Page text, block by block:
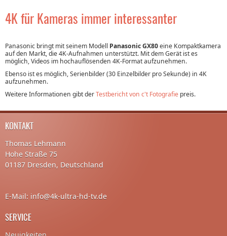
4K für Kameras immer interessanter
Panasonic bringt mit seinem Modell Panasonic GX80eine Kompaktkamera
auf den Markt, die 4K-Aufnahmen unterstützt. Mit dem Gerät ist es
möglich, Videos im hochauflösenden 4K-Format aufzunehmen.
Ebenso ist es möglich, Serienbilder (30 Einzelbilder pro Sekunde) in 4K
aufzunehmen.
Weitere Informationen gibt derTestbericht von c't Fotografie preis.
KONTAKT
Thomas Lehmann
Hohe Straße 75
01187 Dresden, Deutschland
E-Mail: info@4k-ultra-hd-tv.de
SERVICE